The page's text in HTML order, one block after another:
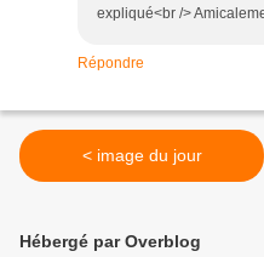
expliqué<br />
Répondre
< image du jour
Hébergé par Overblog